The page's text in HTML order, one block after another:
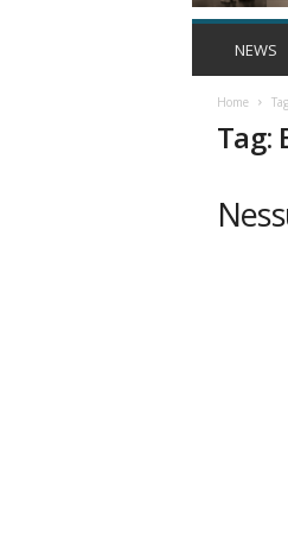
NEWS
Home
Tag: